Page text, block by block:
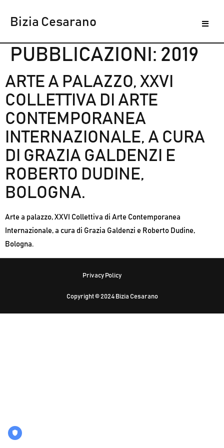
Bizia Cesarano
PUBBLICAZIONI: 2019
ARTE A PALAZZO, XXVI
COLLETTIVA DI ARTE
CONTEMPORANEA
INTERNAZIONALE, A CURA
DI GRAZIA GALDENZI E
ROBERTO DUDINE,
BOLOGNA.
Arte a palazzo, XXVI Collettiva di Arte Contemporanea
Internazionale, a cura di Grazia Galdenzi e Roberto Dudine,
Bologna.
Copyright © 2024 Bizia Cesarano
Privacy Policy